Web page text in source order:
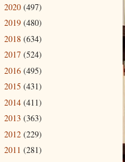
2020 (497)
2019 (480)
2018 (634)
2017 (524)
2016 (495)
2015 (431)
2014 (411)
2013 (363)
2012 (229)
2011 (281)